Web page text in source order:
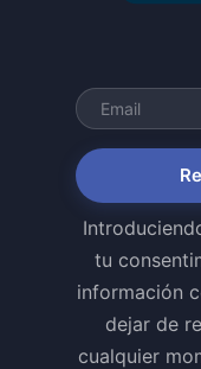
tu
información
dejar de
cualquier